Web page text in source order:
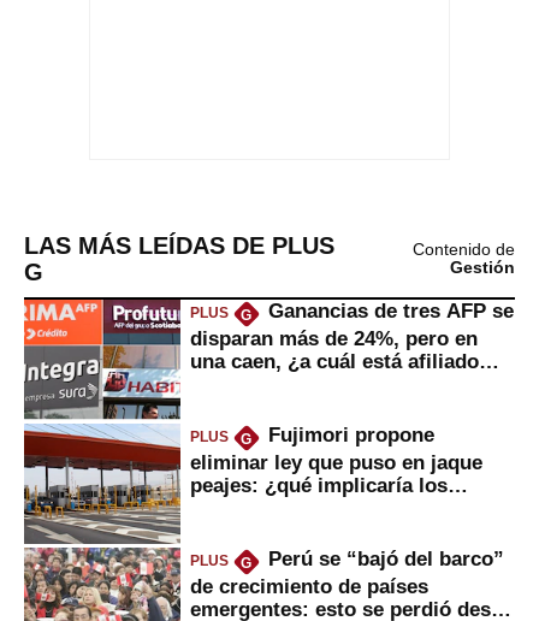
LAS MÁS LEÍDAS DE PLUS
G
Contenido de
Gestión
PLUS G
Ganancias de tres AFP se
disparan más de 24%, pero en
una caen, ¿a cuál está afiliado
PLUS G
Fujimori propone
eliminar ley que puso en jaque
peajes: ¿qué implicaría los
PLUS G
Perú se “bajó del barco”
de crecimiento de países
emergentes: esto se perdió desde